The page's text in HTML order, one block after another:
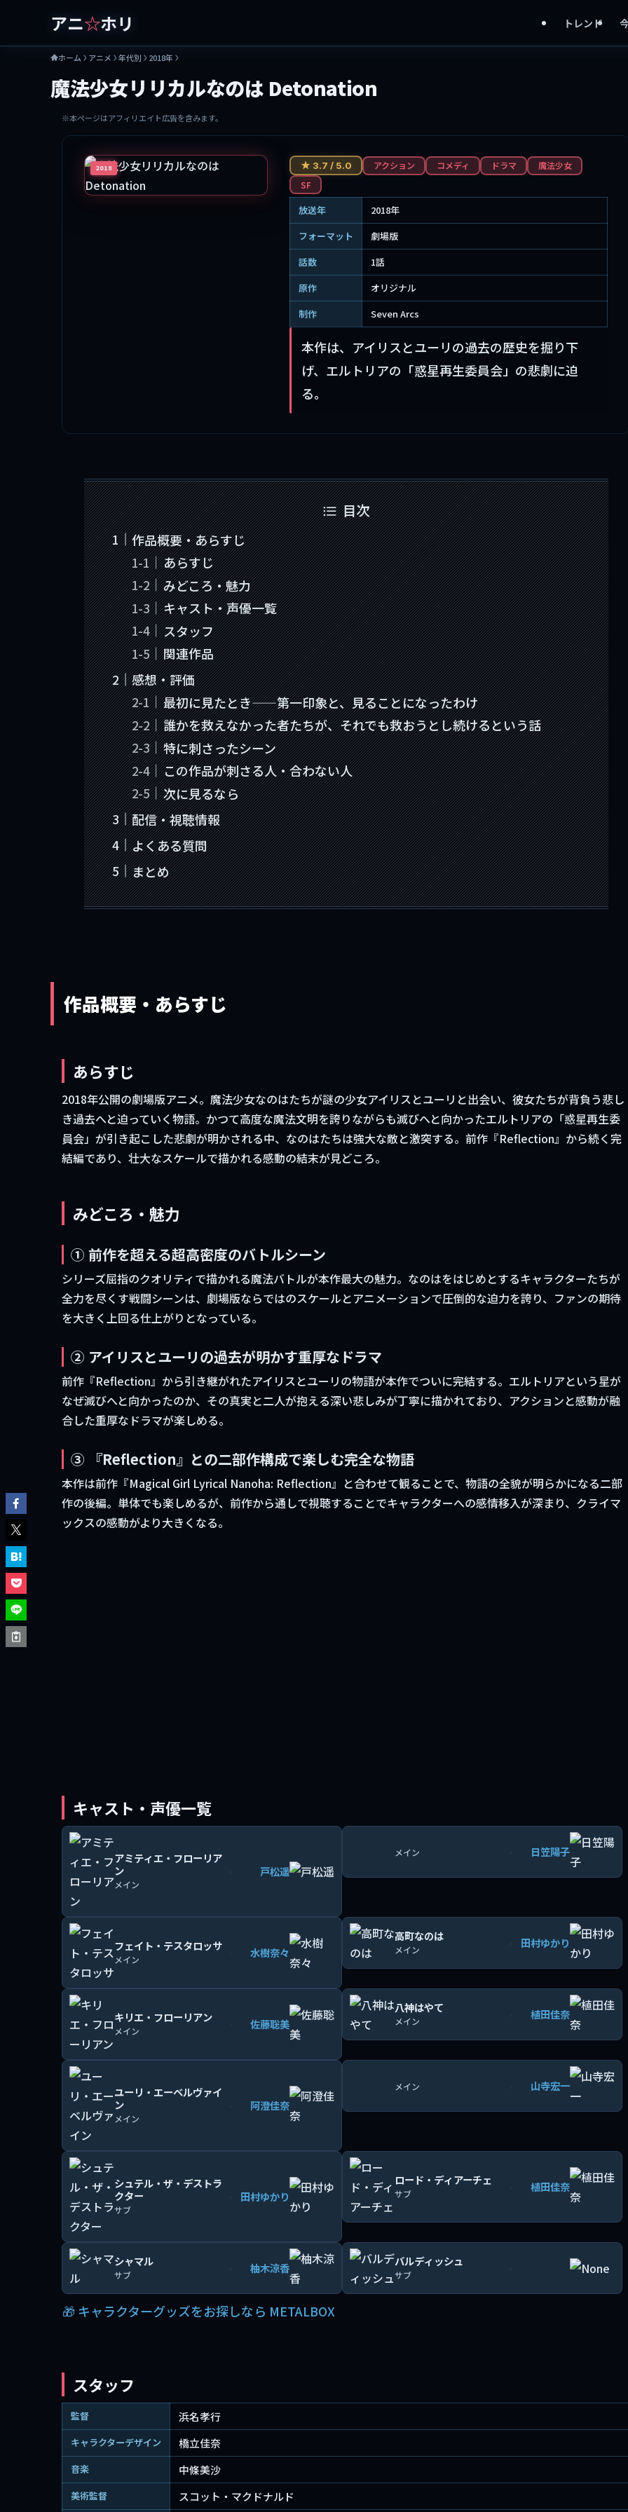
アニ☆ホリ トレンド
ホーム アニメ 年代別 2018年
魔法少女リリカルなのは Detonation
※本ページはアフィリエイト広告を含みます。
2018 ★ 3.7 / 5.0 アクション コメディ ドラマ
魔法少女
SF
放送年
2018年
フォーマット
劇場版
話数
1話
原作
オリジナル
制作
Seven Arcs
本作は、アイリスとユーリの過去の歴史を掘り下
げ、エルトリアの「惑星再生委員会」の悲劇に迫
る。
目次
作品概要・あらすじ
あらすじ
みどころ・魅力
キャスト・声優一覧
スタッフ
関連作品
感想・評価
最初に見たとき——第一印象と、見ることになったわけ
誰かを救えなかった者たちが、それでも救おうとし続けるという話
特に刺さったシーン
この作品が刺さる人・合わない人
次に見るなら
配信・視聴情報
よくある質問
まとめ
作品概要・あらすじ
あらすじ
2018年公開の劇場版アニメ。魔法少女なのはたちが謎の少女アイリスとユーリと出会い、彼女たちが背負う悲し
き過去へと迫っていく物語。かつて高度な魔法文明を誇りながらも滅びへと向かったエルトリアの「惑星再生委
員会」が引き起こした悲劇が明かされる中、なのはたちは強大な敵と激突する。前作『Reflection』から続く完
結編であり、壮大なスケールで描かれる感動の結末が見どころ。
みどころ・魅力
① 前作を超える超高密度のバトルシーン
シリーズ屈指のクオリティで描かれる魔法バトルが本作最大の魅力。なのはをはじめとするキャラクターたちが
全力を尽くす戦闘シーンは、劇場版ならではのスケールとアニメーションで圧倒的な迫力を誇り、ファンの期待
を大きく上回る仕上がりとなっている。
② アイリスとユーリの過去が明かす重厚なドラマ
前作『Reflection』から引き継がれたアイリスとユーリの物語が本作でついに完結する。エルトリアという星が
なぜ滅びへと向かったのか、その真実と二人が抱える深い悲しみが丁寧に描かれており、アクションと感動が融
合した重厚なドラマが楽しめる。
③ 『Reflection』との二部作構成で楽しむ完全な物語
本作は前作『Magical Girl Lyrical Nanoha: Reflection』と合わせて観ることで、物語の全貌が明らかになる二部
作の後編。単体でも楽しめるが、前作から通しで視聴することでキャラクターへの感情移入が深まり、クライマ
ックスの感動がより大きくなる。
キャスト・声優一覧
アミティエ・フローリア
ン
メイン
› 戸松遥
メイン › 日笠陽子
フェイト・テスタロッサ
メイン
› 水樹奈々
高町なのは
メイン
› 田村ゆかり
キリエ・フローリアン
メイン
› 佐藤聡美
八神はやて
メイン
› 植田佳奈
ユーリ・エーベルヴァイ
ン
メイン
› 阿澄佳奈
メイン › 山寺宏一
シュテル・ザ・デストラ
クター
サブ
› 田村ゆかり
ロード・ディアーチェ
サブ
› 植田佳奈
シャマル
サブ
› 柚木涼香 バルディッシュ
サブ
›
🎁 キャラクターグッズをお探しなら METALBOX
スタッフ
監督 浜名孝行
キャラクターデザイン 橋立佳奈
音楽 中條美沙
美術監督 スコット・マクドナルド